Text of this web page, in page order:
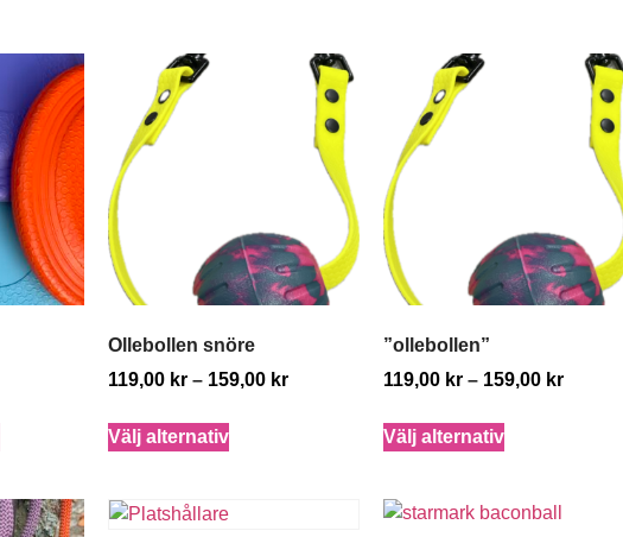
Ollebollen snöre
119,00 kr – 159,00 kr
Välj alternativ
”ollebollen”
119,00 kr – 159,00 kr
Välj alternativ